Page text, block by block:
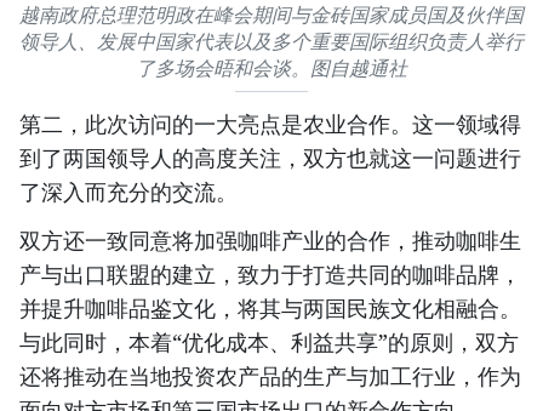
越南政府总理范明政在峰会期间与金砖国家成员国及伙伴国
领导人、发展中国家代表以及多个重要国际组织负责人举行
了多场会晤和会谈。图自越通社
第二，此次访问的一大亮点是农业合作。这一领域得
到了两国领导人的高度关注，双方也就这一问题进行
了深入而充分的交流。
双方还一致同意将加强咖啡产业的合作，推动咖啡生
产与出口联盟的建立，致力于打造共同的咖啡品牌，
并提升咖啡品鉴文化，将其与两国民族文化相融合。
与此同时，本着“优化成本、利益共享”的原则，双方
还将推动在当地投资农产品的生产与加工行业，作为